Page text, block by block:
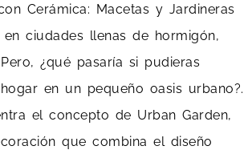
Cerámica: Macetas y Jardineras
en ciudades llenas de hormigón,
¿qué pasaría si pudieras
en un pequeño oasis urbano?.
el concepto de Urban Garden,
que combina el diseño